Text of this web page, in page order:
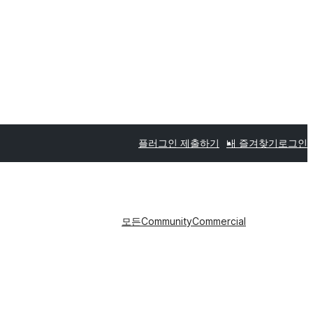
플러그인 제출하기 내 즐겨찾기 로그인
모든CommunityCommercial